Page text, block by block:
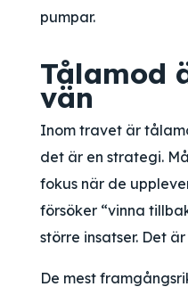
pumpar.
Tålamod
vän
Inom travet är
det är en strategi.
fokus när de
försöker “vinna
större insatser. Det
De mest